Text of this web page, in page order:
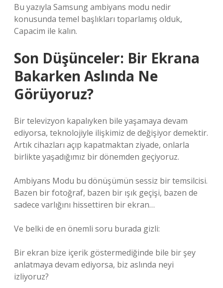
Bu yazıyla Samsung ambiyans modu nedir
konusunda temel başlıkları toparlamış olduk,
Capacim ile kalın.
Son Düşünceler: Bir Ekrana
Bakarken Aslında Ne
Görüyoruz?
Bir televizyon kapalıyken bile yaşamaya devam
ediyorsa, teknolojiyle ilişkimiz de değişiyor demektir.
Artık cihazları açıp kapatmaktan ziyade, onlarla
birlikte yaşadığımız bir dönemden geçiyoruz.
Ambiyans Modu bu dönüşümün sessiz bir temsilcisi.
Bazen bir fotoğraf, bazen bir ışık geçişi, bazen de
sadece varlığını hissettiren bir ekran…
Ve belki de en önemli soru burada gizli:
Bir ekran bize içerik göstermediğinde bile bir şey
anlatmaya devam ediyorsa, biz aslında neyi
izliyoruz?